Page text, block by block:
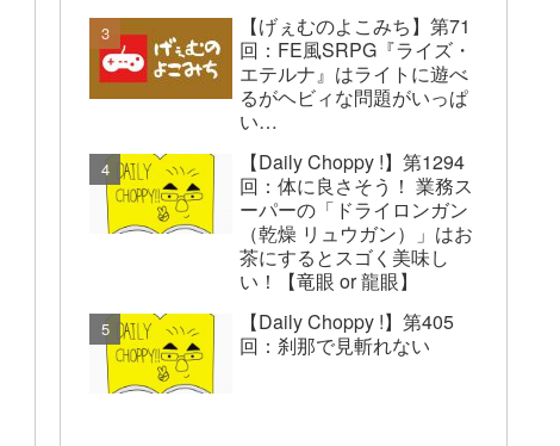
【げぇむのよこみち】第71
回：FE風SRPG『ライズ・
エテルナ』はライトに遊べ
るがヘビィな問題がいっぱ
い…
【Daily Choppy !】第1294
回：体に良さそう！ 業務ス
ーパーの「ドライロンガン
（乾燥 リュウガン）」はお
茶にするとスゴく美味し
い！【竜眼 or 龍眼】
【Daily Choppy !】第405
回：刹那で見斬れない